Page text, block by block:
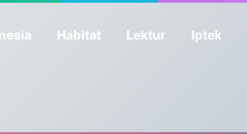
Habitat Lektur Iptek